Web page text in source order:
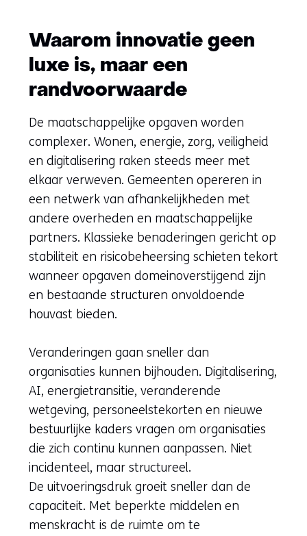
Waarom innovatie geen
luxe is, maar een
randvoorwaarde
De maatschappelijke opgaven worden
complexer. Wonen, energie, zorg, veiligheid
en digitalisering raken steeds meer met
elkaar verweven. Gemeenten opereren in
een netwerk van afhankelijkheden met
andere overheden en maatschappelijke
partners. Klassieke benaderingen gericht op
stabiliteit en risicobeheersing schieten tekort
wanneer opgaven domeinoverstijgend zijn
en bestaande structuren onvoldoende
houvast bieden.
Veranderingen gaan sneller dan
organisaties kunnen bijhouden. Digitalisering,
AI, energietransitie, veranderende
wetgeving, personeelstekorten en nieuwe
bestuurlijke kaders vragen om organisaties
die zich continu kunnen aanpassen. Niet
incidenteel, maar structureel.
De uitvoeringsdruk groeit sneller dan de
capaciteit. Met beperkte middelen en
menskracht is de ruimte om te